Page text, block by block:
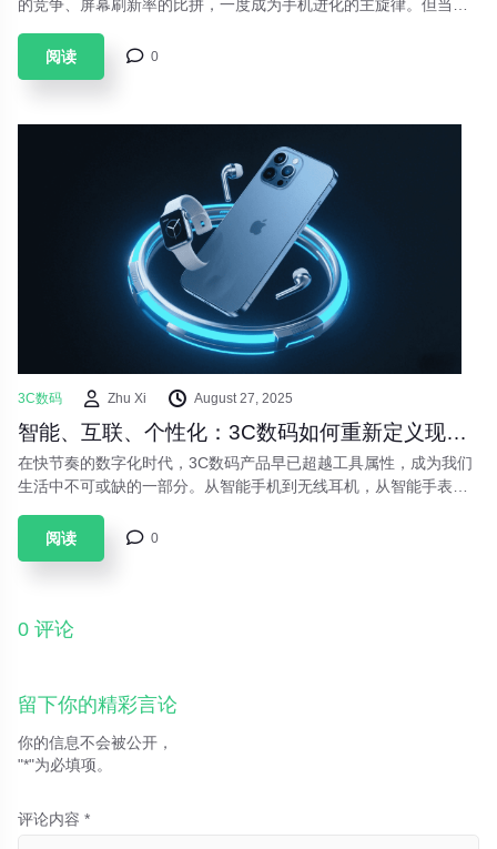
的竞争、屏幕刷新率的比拼，一度成为手机进化的主旋律。但当硬
**人工智能**。2024年，被称为“AI手机元年”，各大品牌纷纷亮出AI
底牌。这场由大模型驱动的手机革命，究竟能为我们的日常生活带
设备的交互方式？
阅读 0
3C数码 Zhu Xi August 27, 2025
智能、互联、个性化：3C数码如何重新定义现代生活
在快节奏的数字化时代，3C数码产品早已超越工具属性，成为我们
生活中不可或缺的一部分。从智能手机到无线耳机，从智能手表到
活方式。本文将探讨当前3C数码领域的最新趋势，并为你提供实用
选购建议。
阅读 0
0 评论
留下你的精彩言论
你的信息不会被公开，
"*"为必填项。
评论内容 *